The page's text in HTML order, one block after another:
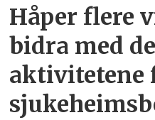
Håper flere
bidra med
aktivitetene